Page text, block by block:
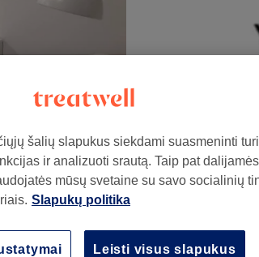
Maximos, apvažiuoti aplink Maximą,
(vonelė, pilingas, kaukė, pėdų,
šalių slapukus siekdami suasmeninti
ir analizuoti srautą. Taip pat dalijamės
mūsų svetaine su savo socialinių
Slapukų politika
Leisti visus slapukus